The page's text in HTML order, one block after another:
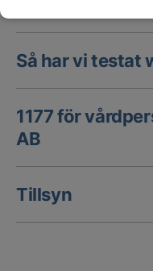
Så har vi testat
1177 för
AB
Tillsyn